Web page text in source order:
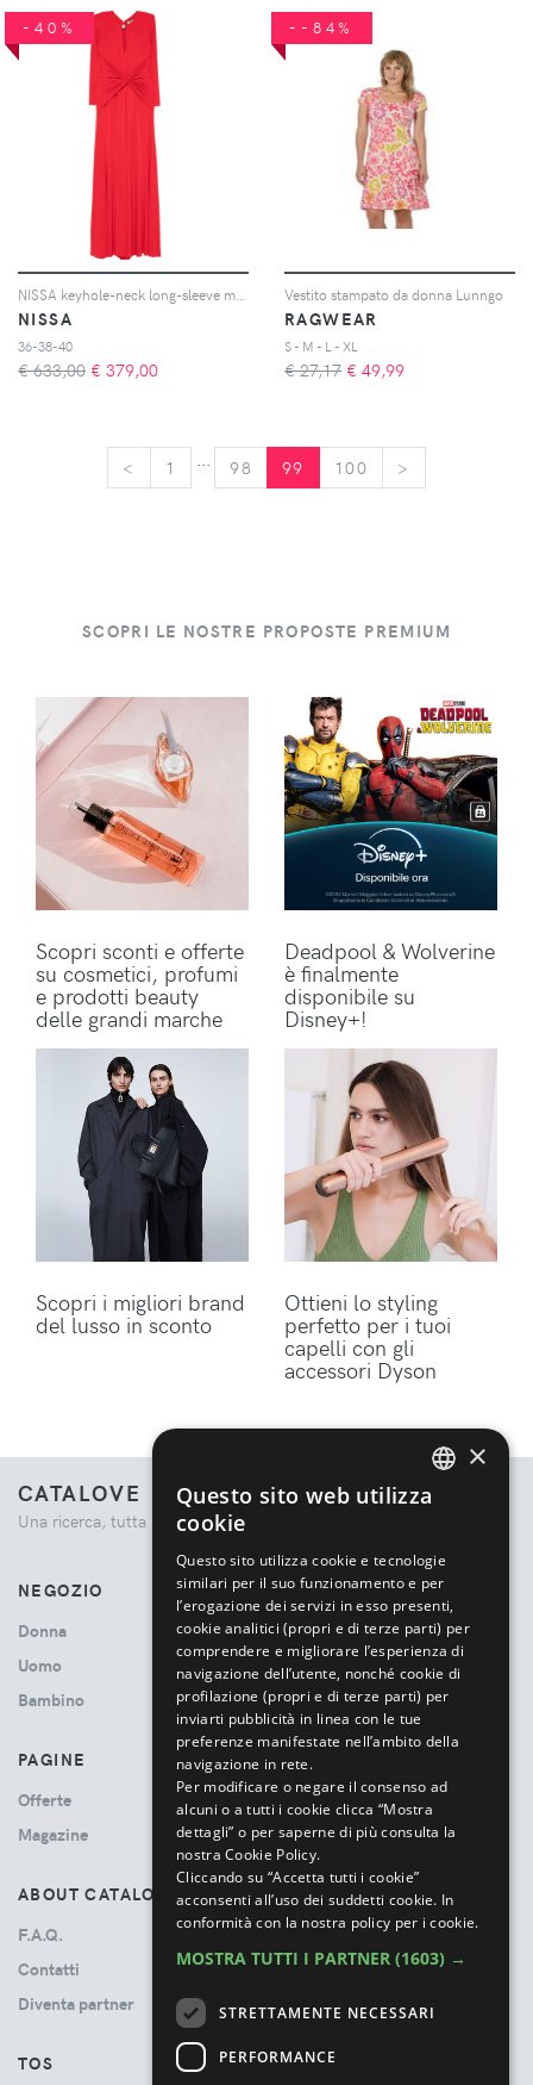
-40%
NISSA
36-38-40
€ 633,00 € 379,00
--84%
Vestito stampato da donna Lunngo
RAGWEAR
S - M - L - XL
€ 27,17 € 49,99
< 1 98 99 100 >
SCOPRI LE NOSTRE PROPOSTE PREMIUM
Scopri sconti e offerte
su cosmetici, profumi
e prodotti beauty
delle grandi marche
Deadpool & Wolverine
è finalmente
disponibile su
Disney+!
Scopri i migliori brand
del lusso in sconto
Ottieni lo styling
perfetto per i tuoi
capelli con gli
accessori Dyson
CATALOVE
Una ricerca, tutta la moda.
NEGOZIO
Donna
Uomo
Bambino
PAGINE
Offerte
Magazine
ABOUT CATALOVE
F.A.Q.
Contatti
Diventa partner
TOS
×
Questo sito web utilizza
cookie
Questo sito utilizza cookie e tecnologie
similari per il suo funzionamento e per
l’erogazione dei servizi in esso presenti,
cookie analitici (propri e di terze parti) per
comprendere e migliorare l’esperienza di
navigazione dell’utente, nonché cookie di
profilazione (propri e di terze parti) per
inviarti pubblicità in linea con le tue
preferenze manifestate nell’ambito della
navigazione in rete.
Per modificare o negare il consenso ad
alcuni o a tutti i cookie clicca “Mostra
dettagli” o per saperne di più consulta la
nostra Cookie Policy.
Cliccando su “Accetta tutti i cookie”
acconsenti all’uso dei suddetti cookie. In
conformità con la nostra policy per i cookie.
MOSTRA TUTTI I PARTNER (1603) →
STRETTAMENTE NECESSARI
PERFORMANCE